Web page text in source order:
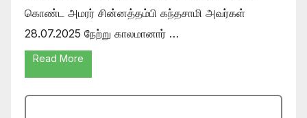
கொண்ட அமரர் சின்னத்தம்பி கந்தசாமி அவர்கள்
28.07.2025 நேற்று காலமானார் …
Read More